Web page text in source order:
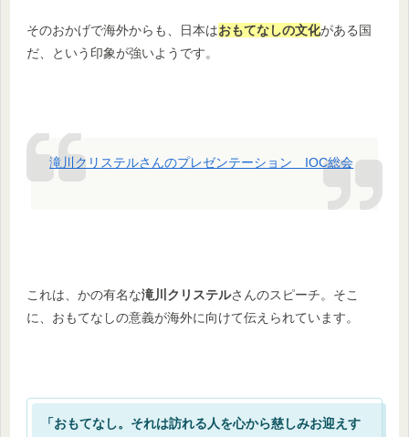
そのおかげで海外からも、日本はおもてなしの文化がある国
だ、という印象が強いようです。
滝川クリステルさんのプレゼンテーション IOC総会
これは、かの有名な滝川クリステルさんのスピーチ。そこ
に、おもてなしの意義が海外に向けて伝えられています。
「おもてなし。それは訪れる人を心から慈しみお迎えす